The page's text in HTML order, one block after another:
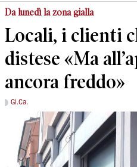
Da lunedì la zona gialla
Locali, i clienti
distese «Ma
ancora freddo»
Gi.Ca.